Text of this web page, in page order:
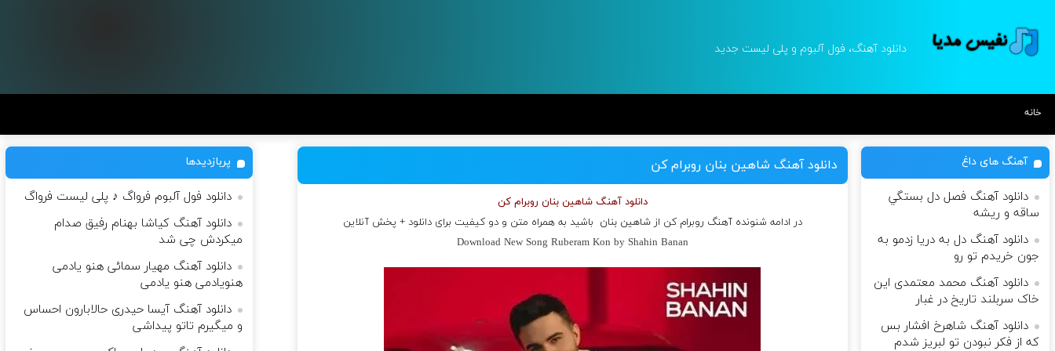
دانلود آهنگ، فول آلبوم و پلی لیست جدید
خانه
دانلود آهنگ شاهین بنان روبرام کن
دانلود آهنگ شاهین بنان روبرام کن
در ادامه شنونده آهنگ روبرام کن ازشاهین بنان باشید به همراه متن و دو کیفیت برای دانلود + پخش آنلاین
Download New Song Ruberam Kon by Shahin Banan
آهنگ های داغ
دانلود آهنگ فصل دل بستگي
ساقه و ريشه
دانلود آهنگ دل به دریا زدمو به
جون خریدم تو رو
دانلود آهنگ محمد معتمدی این
خاک سربلند تاریخ در غبار
دانلود آهنگ شاهرخ افشار بس
که از فکر نبودن تو لبریز شدم
پربازدیدها
دانلود فول آلبوم فرواگ ♪ پلی لیست فرواگ
دانلود آهنگ کیاشا بهنام رفیق صدام
میکردش چی شد
دانلود آهنگ مهیار سمائی هنو یادمی
هنویادمی هنو یادمی
دانلود آهنگ آیسا حیدری حالابارون احساس
و میگیرم تاتو پیداشی